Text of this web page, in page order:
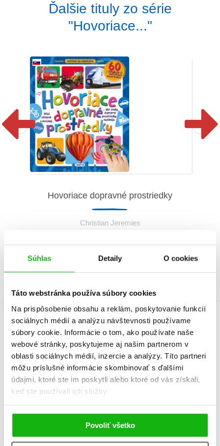
Súhlas Detaily O cookies
Táto webstránka používa súbory cookies
Na prispôsobenie obsahu a reklám, poskytovanie funkcií
sociálnych médií a analýzu návštevnosti používame
súbory cookie. Informácie o tom, ako používate naše
webové stránky, poskytujeme aj našim partnerom v
oblasti sociálnych médií, inzercie a analýzy. Títo partneri
môžu príslušné informácie skombinovať s ďalšími
údajmi, ktoré ste im poskytli alebo ktoré od vás získali,
keď ste používali ich služby.
Povoliť všetko
Ďalšie tituly zo série
"Hovoriace..."
Hovoriace dopravné prostriedky
Christian Jeremies
Informácie
Žáner zvukové knihy
Počet strán
K stiahnutiu Ukážka.pdf